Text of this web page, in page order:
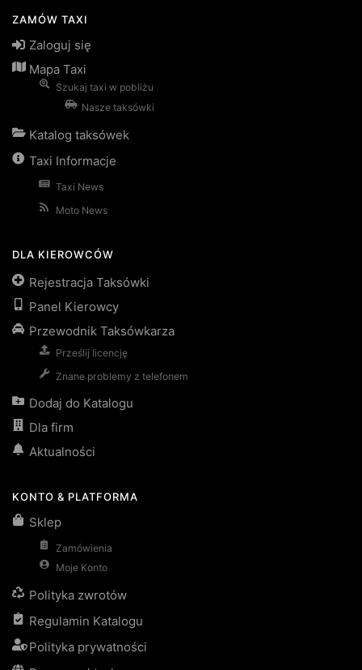
ZAMÓW TAXI
Zaloguj się
Mapa Taxi
Szukaj taxi w pobliżu
Nasze taksówki
Katalog taksówek
Taxi Informacje
Taxi News
Moto News
DLA KIEROWCÓW
Rejestracja Taksówki
Panel Kierowcy
Przewodnik Taksówkarza
Prześlij licencję
Znane problemy z telefonem
Dodaj do Katalogu
Dla firm
Aktualności
KONTO & PLATFORMA
Sklep
Zamówienia
Moje Konto
Polityka zwrotów
Regulamin Katalogu
Polityka prywatności